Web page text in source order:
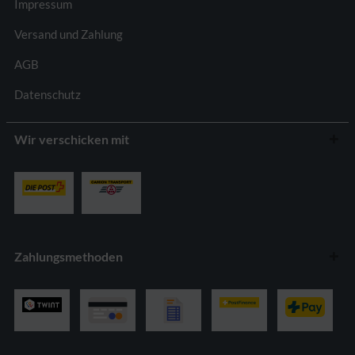
Impressum
Versand und Zahlung
AGB
Datenschutz
Wir verschicken mit
Zahlungsmethoden